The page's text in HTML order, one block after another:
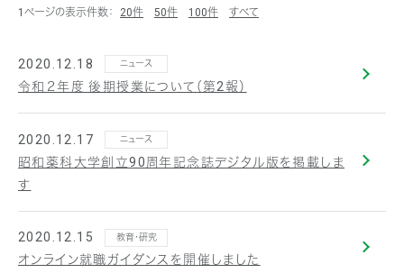
1ページの表示件数： 20件 50件 100件 すべて
2020.12.18 ニュース
令和２年度 後期授業について（第2報）
2020.12.17 ニュース
昭和薬科大学創立90周年記念誌デジタル版を掲載しま
す
2020.12.15 教育・研究
オンライン就職ガイダンスを開催しました